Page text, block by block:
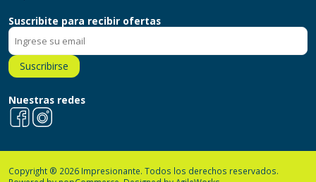
Suscribite para recibir ofertas
Suscribirse
Nuestras redes
FacebookInstagram
Copyright ® 2026 Impresionante. Todos los derechos reservados.